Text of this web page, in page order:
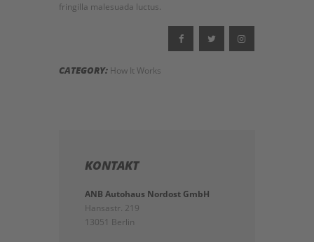
fringilla malesuada luctus.
CATEGORY: How It Works
KONTAKT
ANB Autohaus Nordost GmbH
Hansastr. 219
13051 Berlin